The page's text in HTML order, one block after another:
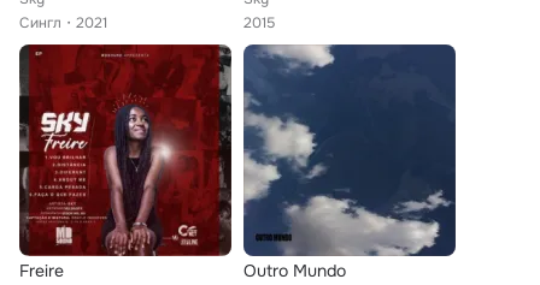
Сингл
2021
2015
Freire Outro Mundo